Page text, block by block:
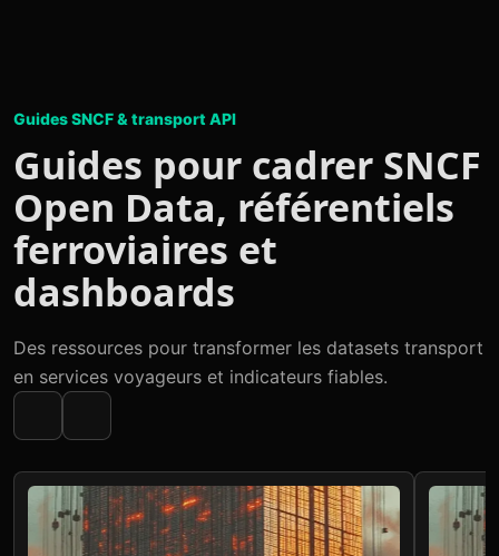
Guides SNCF & transport API
Guides pour cadrer SNCF
Open Data, référentiels
ferroviaires et
dashboards
Des ressources pour transformer les datasets transport
en services voyageurs et indicateurs fiables.